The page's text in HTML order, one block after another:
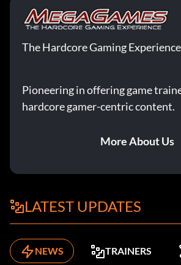
The Hardcore Gaming Experience
Pioneering in offering game
hardcore gamer-centric content.
More About Us
LATEST UPDATES
NEWS TRAINERS